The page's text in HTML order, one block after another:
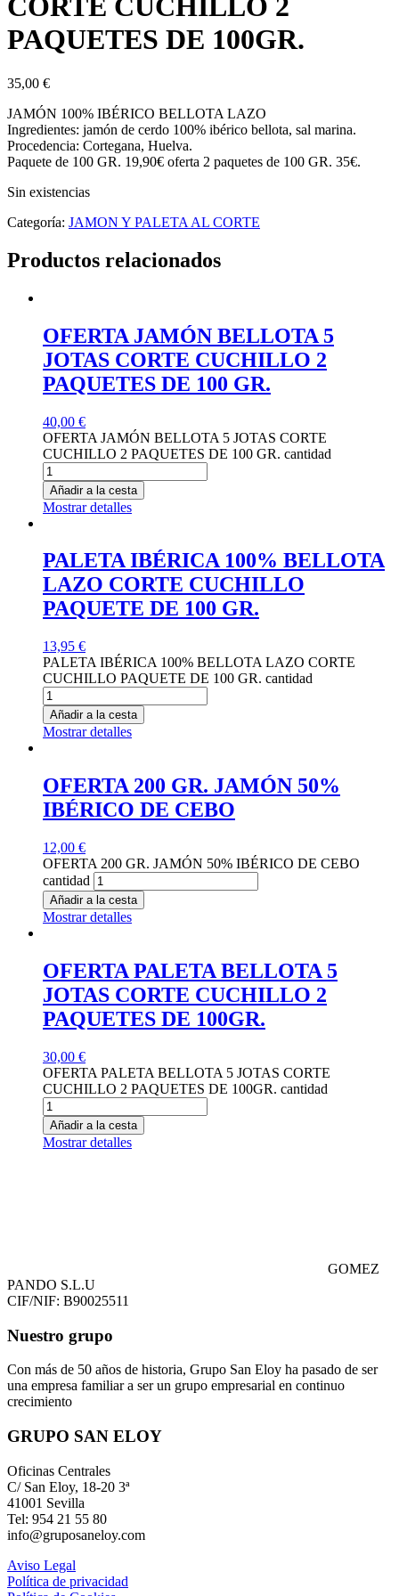
CORTE CUCHILLO 2
PAQUETES DE 100GR.
35,00 €
JAMÓN 100% IBÉRICO BELLOTA LAZO
Ingredientes: jamón de cerdo 100% ibérico bellota, sal marina.
Procedencia: Cortegana, Huelva.
Paquete de 100 GR. 19,90€ oferta 2 paquetes de 100 GR. 35€.
Sin existencias
Categoría: JAMON Y PALETA AL CORTE
Productos relacionados
OFERTA JAMÓN BELLOTA 5
JOTAS CORTE CUCHILLO 2
PAQUETES DE 100 GR.
40,00 €
OFERTA JAMÓN BELLOTA 5 JOTAS CORTE
CUCHILLO 2 PAQUETES DE 100 GR. cantidad
Añadir a la cesta
Mostrar detalles
PALETA IBÉRICA 100% BELLOTA
LAZO CORTE CUCHILLO
PAQUETE DE 100 GR.
13,95 €
PALETA IBÉRICA 100% BELLOTA LAZO CORTE
CUCHILLO PAQUETE DE 100 GR. cantidad
Añadir a la cesta
Mostrar detalles
OFERTA 200 GR. JAMÓN 50%
IBÉRICO DE CEBO
12,00 €
OFERTA 200 GR. JAMÓN 50% IBÉRICO DE CEBO
cantidad
Añadir a la cesta
Mostrar detalles
OFERTA PALETA BELLOTA 5
JOTAS CORTE CUCHILLO 2
PAQUETES DE 100GR.
30,00 €
OFERTA PALETA BELLOTA 5 JOTAS CORTE
CUCHILLO 2 PAQUETES DE 100GR. cantidad
Añadir a la cesta
Mostrar detalles
GOMEZ
PANDO S.L.U
CIF/NIF: B90025511
Nuestro grupo
Con más de 50 años de historia, Grupo San Eloy ha pasado de ser
una empresa familiar a ser un grupo empresarial en continuo
crecimiento
GRUPO SAN ELOY
Oficinas Centrales
C/ San Eloy, 18-20 3ª
41001 Sevilla
Tel: 954 21 55 80
info@gruposaneloy.com
Aviso Legal
Política de privacidad